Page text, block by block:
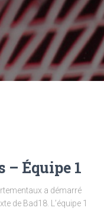
– Équipe 1
a démarré
de Bad18. L’équipe 1